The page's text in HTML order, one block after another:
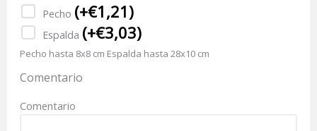
Pecho (+€1,21)
Espalda (+€3,03)
Pecho hasta 8x8 cm Espalda hasta 28x10 cm
Comentario
Comentario